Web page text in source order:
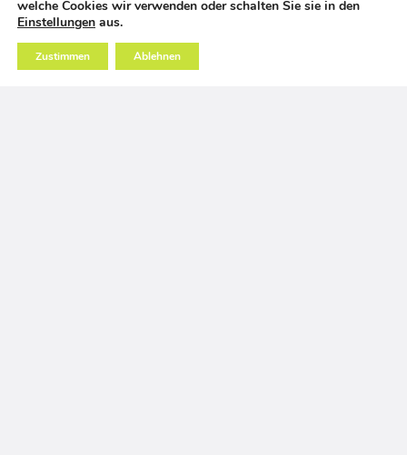
welche Cookies wir verwenden oder schalten Sie sie in den
Einstellungen aus.
Zustimmen Ablehnen